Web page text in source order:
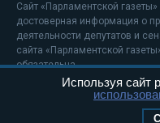
Сайт «Парламентской
достоверная информация о
деятельности депутатов и
сайта «Парламентской
обязательна.
На информационном
Положение о защите
Используя сайт